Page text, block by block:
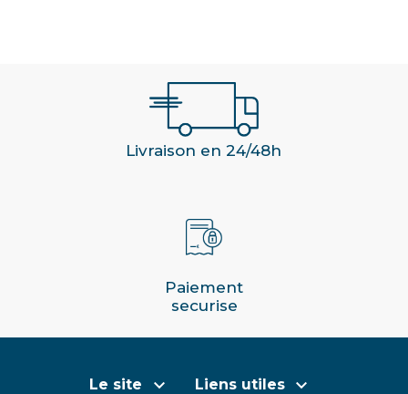
Livraison en 24/48h
Paiement
securise
Le site  Liens utiles 